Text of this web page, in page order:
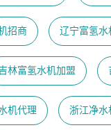
招商 辽宁富氢水
林富氢水机加盟
机代理 浙江净水